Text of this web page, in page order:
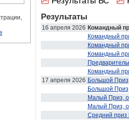
Результаты
16 апреля 2026 Командный
Командный
Командный
Командный
Командный
17 апреля 2026 Большой
Большой
Малый Приз,
Малый Приз,
Средний